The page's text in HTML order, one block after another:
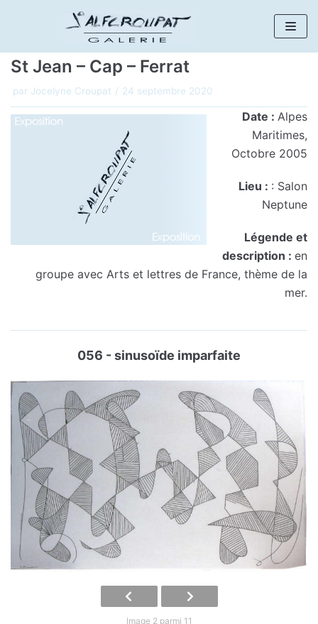
au
contenu
St Jean – Cap – Ferrat
par Jocelyne Croupat 24 septembre 2020
Date : Alpes
Maritimes,
Octobre 2005
Lieu : : Salon
Neptune
Légende et
description : en
groupe avec Arts et lettres de France, thème de la
mer.
056 - sinusoïde imparfaite
Image 2 parmi 11